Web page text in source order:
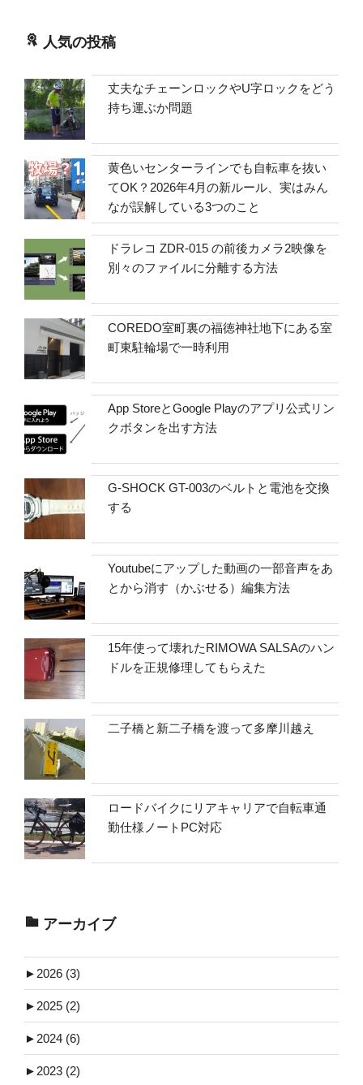
人気の投稿
丈夫なチェーンロックやU字ロックをどう
持ち運ぶか問題
黄色いセンターラインでも自転車を抜い
てOK？2026年4月の新ルール、実はみん
なが誤解している3つのこと
ドラレコ ZDR-015 の前後カメラ2映像を
別々のファイルに分離する方法
COREDO室町裏の福徳神社地下にある室
町東駐輪場で一時利用
App StoreとGoogle Playのアプリ公式リン
クボタンを出す方法
G-SHOCK GT-003のベルトと電池を交換
する
Youtubeにアップした動画の一部音声をあ
とから消す（かぶせる）編集方法
15年使って壊れたRIMOWA SALSAのハン
ドルを正規修理してもらえた
二子橋と新二子橋を渡って多摩川越え
ロードバイクにリアキャリアで自転車通
勤仕様ノートPC対応
アーカイブ
► 2026 (3)
► 2025 (2)
► 2024 (6)
► 2023 (2)